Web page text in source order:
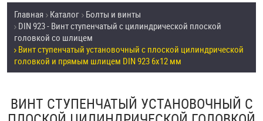
УСЛУГИ
СКИДКИ
ОПТ
Товары со скидкой
Анкеры
Антивандальный крепёж, инструмент
Болты и винты
Главная Каталог Болты и винты
DIN 923 - Винт ступенчатый с цилиндрической плоской
головкой со шлицем
Винт ступенчатый установочный с плоской цилиндрической
головкой и прямым шлицем DIN 923 6х12 мм
ВИНТ СТУПЕНЧАТЫЙ УСТАНОВОЧНЫЙ С